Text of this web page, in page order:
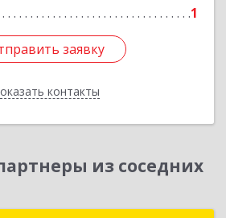
1
заявку
контакты
заявку
Назад
из соседних